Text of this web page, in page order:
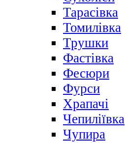
Тарасівка
Томилівка
Трушки
Фастівка
Фесюри
Фурси
Храпачі
Чепиліївка
Чупира